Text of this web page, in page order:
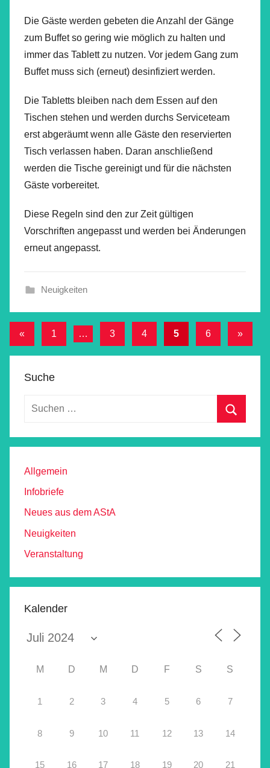
Die Gäste werden gebeten die Anzahl der Gänge
zum Buffet so gering wie möglich zu halten und
immer das Tablett zu nutzen. Vor jedem Gang zum
Buffet muss sich (erneut) desinfiziert werden.
Die Tabletts bleiben nach dem Essen auf den
Tischen stehen und werden durchs Serviceteam
erst abgeräumt wenn alle Gäste den reservierten
Tisch verlassen haben. Daran anschließend
werden die Tische gereinigt und für die nächsten
Gäste vorbereitet.
Diese Regeln sind den zur Zeit gültigen
Vorschriften angepasst und werden bei Änderungen
erneut angepasst.
Neuigkeiten
Beitragsnavigation
« Vorherige
1 … 3 4 5 6 »
Suche
Allgemein
Infobriefe
Neues aus dem AStA
Neuigkeiten
Veranstaltung
Kalender
M D M D F S S
1 2 3 4 5 6 7
8 9 10 11 12 13 14
15 16 17 18 19 20 21